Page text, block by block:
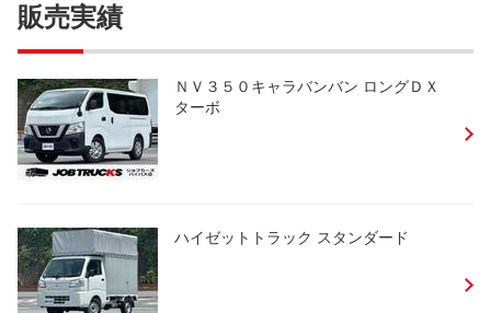
販売実績
ＮＶ３５０キャラバンバン ロングＤＸ
ターボ
ハイゼットトラック スタンダード